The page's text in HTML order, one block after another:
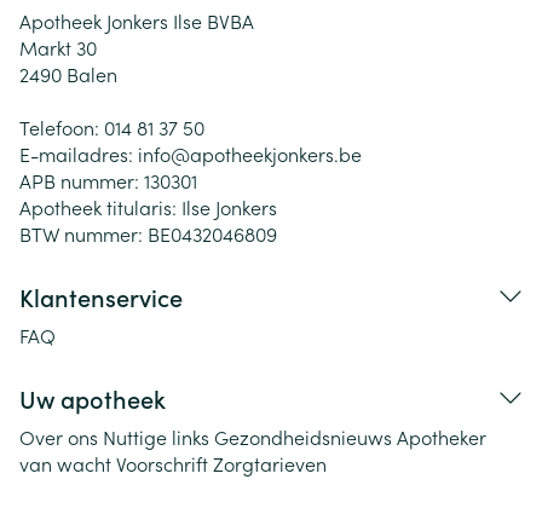
Apotheek Jonkers Ilse BVBA
Markt 30
2490 Balen
Telefoon: 014 81 37 50
E-mailadres: info@apotheekjonkers.be
APB nummer: 130301
Apotheek titularis: Ilse Jonkers
BTW nummer: BE0432046809
Klantenservice
FAQ
Uw apotheek
Over ons Nuttige links Gezondheidsnieuws Apotheker
van wachtVoorschriftZorgtarieven